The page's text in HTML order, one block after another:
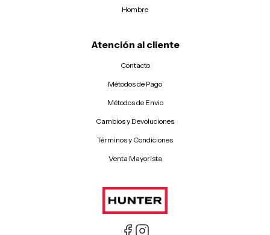
Hombre
Atención al cliente
Contacto
Métodos de Pago
Métodos de Envio
Cambios y Devoluciones
Términos y Condiciones
Venta Mayorista